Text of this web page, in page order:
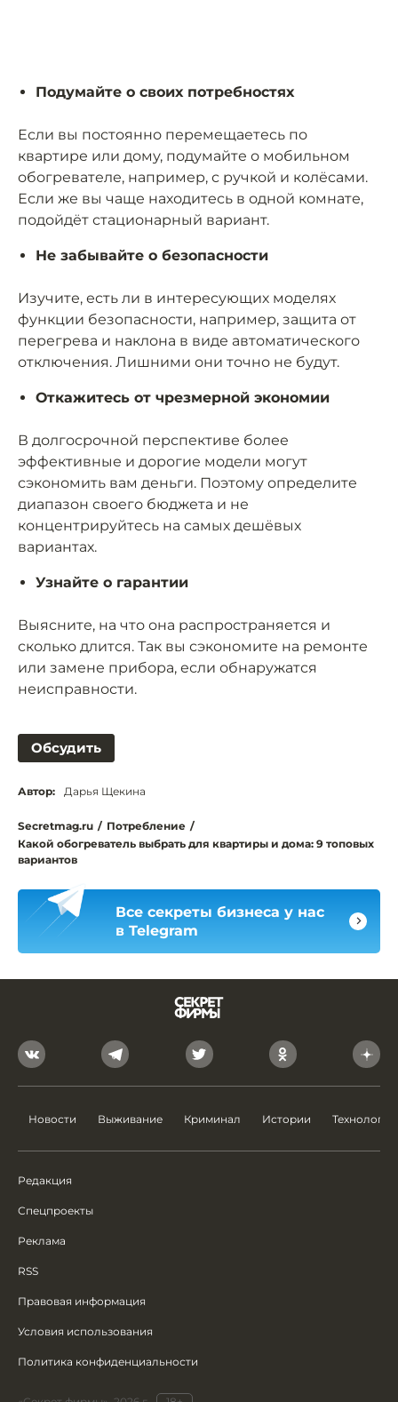
Подумайте о своих потребностях
Если вы постоянно перемещаетесь по
квартире или дому, подумайте о мобильном
обогревателе, например, с ручкой и колёсами.
Если же вы чаще находитесь в одной комнате,
подойдёт стационарный вариант.
Не забывайте о безопасности
Изучите, есть ли в интересующих моделях
функции безопасности, например, защита от
перегрева и наклона в виде автоматического
отключения. Лишними они точно не будут.
Откажитесь от чрезмерной экономии
В долгосрочной перспективе более
эффективные и дорогие модели могут
сэкономить вам деньги. Поэтому определите
диапазон своего бюджета и не
концентрируйтесь на самых дешёвых
вариантах.
Узнайте о гарантии
Выясните, на что она распространяется и
сколько длится. Так вы сэкономите на ремонте
или замене прибора, если обнаружатся
неисправности.
Обсудить
Автор: Дарья Щекина
Secretmag.ru / Потребление /
Какой обогреватель выбрать для квартиры и дома: 9 топовых
вариантов
Все секреты бизнеса у нас
в Telegram
Новости Выживание Криминал Истории Технологии
Редакция
Спецпроекты
Реклама
RSS
Правовая информация
Условия использования
Политика конфиденциальности